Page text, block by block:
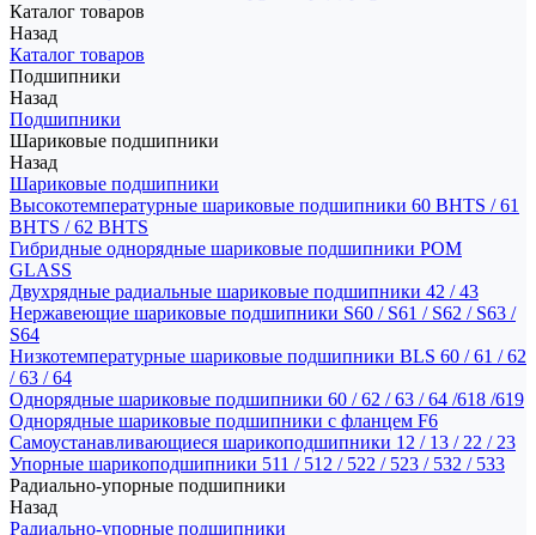
Каталог товаров
Назад
Каталог товаров
Подшипники
Назад
Подшипники
Шариковые подшипники
Назад
Шариковые подшипники
Высокотемпературные шариковые подшипники 60 BHTS / 61
BHTS / 62 BHTS
Гибридные однорядные шариковые подшипники POM
GLASS
Двухрядные радиальные шариковые подшипники 42 / 43
Нержавеющие шариковые подшипники S60 / S61 / S62 / S63 /
S64
Низкотемпературные шариковые подшипники BLS 60 / 61 / 62
/ 63 / 64
Однорядные шариковые подшипники 60 / 62 / 63 / 64 /618 /619
Однорядные шариковые подшипники с фланцем F6
Самоустанавливающиеся шарикоподшипники 12 / 13 / 22 / 23
Упорные шарикоподшипники 511 / 512 / 522 / 523 / 532 / 533
Радиально-упорные подшипники
Назад
Радиально-упорные подшипники